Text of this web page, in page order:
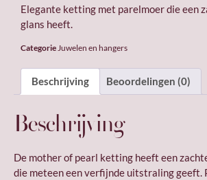
Elegante ketting met parelmoer die een
glans heeft.
Categorie Juwelen en hangers
Beschrijving Beoordelingen (0)
Beschrijving
De mother of pearl ketting heeft een
die meteen een verfijnde uitstraling geeft.